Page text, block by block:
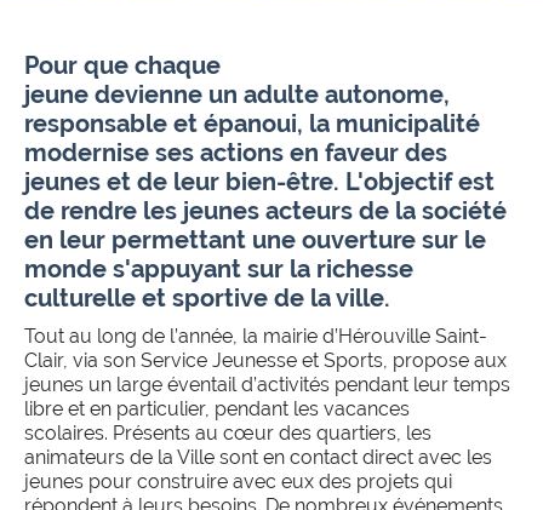
Pour que chaque
jeune devienne un adulte autonome,
responsable et épanoui, la municipalité
modernise ses actions en faveur des
jeunes et de leur bien-être. L'objectif est
de rendre les jeunes acteurs de la société
en leur permettant une ouverture sur le
monde s'appuyant sur la richesse
culturelle et sportive de la ville.
Tout au long de l’année, la mairie d’Hérouville Saint-
Clair, via son Service Jeunesse et Sports, propose aux
jeunes un large éventail d’activités pendant leur temps
libre et en particulier, pendant les vacances
scolaires. Présents au cœur des quartiers, les
animateurs de la Ville sont en contact direct avec les
jeunes pour construire avec eux des projets qui